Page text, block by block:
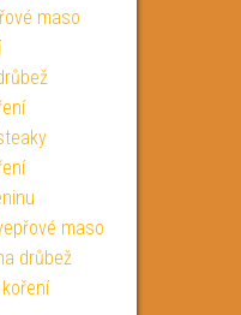
maso
maso
drůbež
koření